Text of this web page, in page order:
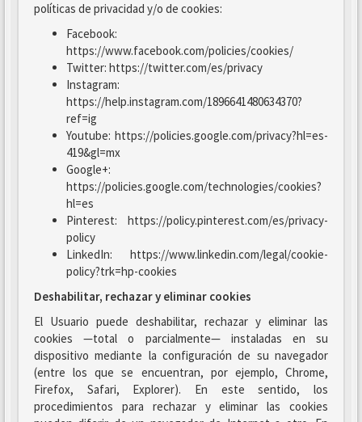
políticas de privacidad y/o de cookies:
Facebook:
https://www.facebook.com/policies/cookies/
Twitter: https://twitter.com/es/privacy
Instagram:
https://help.instagram.com/1896641480634370?
ref=ig
Youtube: https://policies.google.com/privacy?hl=es-
419&gl=mx
Google+:
https://policies.google.com/technologies/cookies?
hl=es
Pinterest: https://policy.pinterest.com/es/privacy-
policy
LinkedIn: https://www.linkedin.com/legal/cookie-
policy?trk=hp-cookies
Deshabilitar, rechazar y eliminar cookies
El Usuario puede deshabilitar, rechazar y eliminar las
cookies —total o parcialmente— instaladas en su
dispositivo mediante la configuración de su navegador
(entre los que se encuentran, por ejemplo, Chrome,
Firefox, Safari, Explorer). En este sentido, los
procedimientos para rechazar y eliminar las cookies